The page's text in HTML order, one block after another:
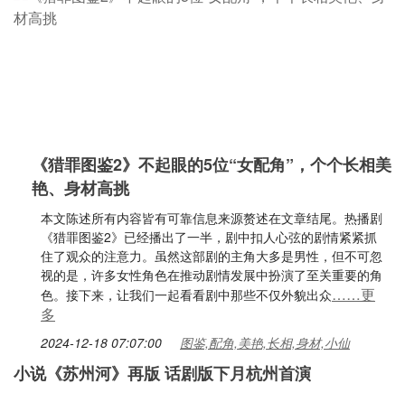
《猎罪图鉴2》不起眼的5位“女配角”，个个长相美
艳、身材高挑
本文陈述所有内容皆有可靠信息来源赘述在文章结尾。热播剧
《猎罪图鉴2》已经播出了一半，剧中扣人心弦的剧情紧紧抓
住了观众的注意力。虽然这部剧的主角大多是男性，但不可忽
视的是，许多女性角色在推动剧情发展中扮演了至关重要的角
色。接下来，让我们一起看看剧中那些不仅外貌出众……更
多
2024-12-18 07:07:00 图鉴,配角,美艳,长相,身材,小仙
小说《苏州河》再版 话剧版下月杭州首演